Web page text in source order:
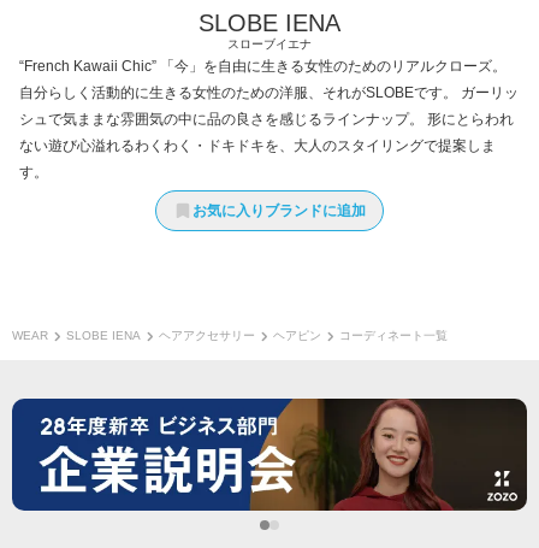
SLOBE IENA
スローブイエナ
“French Kawaii Chic” 「今」を自由に生きる女性のためのリアルクローズ。
自分らしく活動的に生きる女性のための洋服、それがSLOBEです。 ガーリッ
シュで気ままな雰囲気の中に品の良さを感じるラインナップ。 形にとらわれ
ない遊び心溢れるわくわく・ドキドキを、大人のスタイリングで提案しま
す。
お気に入りブランドに追加
WEAR SLOBE IENA ヘアアクセサリー ヘアピン コーディネート一覧